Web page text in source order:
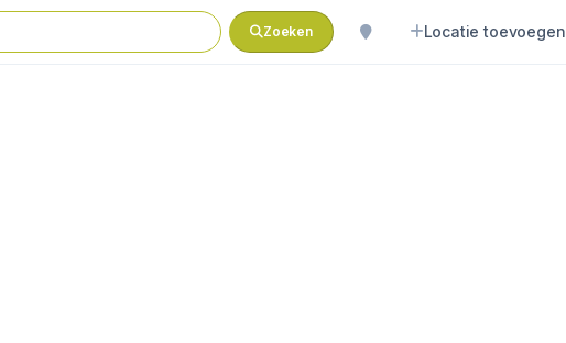
Zoeken Locatie toevoegen